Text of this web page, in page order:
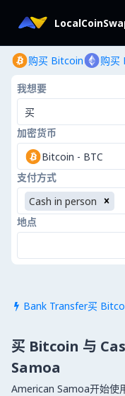
购买 Bitcoin 购买
我想要
买
加密货币
Bitcoin - BTC
支付方式
Cash in person
地点
 Bank Transfer买
买 Bitcoin 与
Samoa
American Samoa开始使